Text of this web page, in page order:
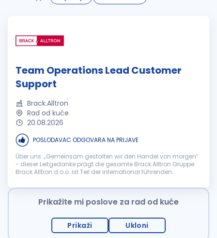
Team Operations Lead Customer
Support
Brack.Alltron
Rad od kuće
20.08.2026
POSLODAVAC ODGOVARA NA PRIJAVE
Über uns: „Gemeinsam gestalten wir den Handel von morgen“
- dieser Leitgedanke prägt die gesamte Brack.Alltron Gruppe.
Brack.Alltron d.o.o. ist Teil der international führenden
Commerce- und Distri...
Prikažite mi poslove za rad od kuće
Prikaži Ukloni